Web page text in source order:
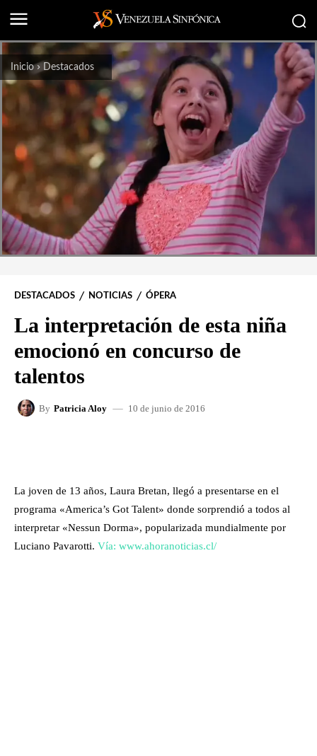
Inicio Destacados
DESTACADOS NOTICIAS ÓPERA
La interpretación de esta niña
emocionó en concurso de
talentos
By Patricia Aloy 10 de junio de 2016
La joven de 13 años, Laura Bretan, llegó a presentarse en el
programa «America’s Got Talent» donde sorprendió a todos al
interpretar «Nessun Dorma», popularizada mundialmente por
Luciano Pavarotti. Vía: www.ahoranoticias.cl/